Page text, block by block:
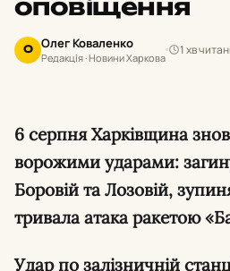
оповіщення
О Олег Коваленко
Редакція · Новини Харкова
1 хв
6 серпня Харківщина знову опинилася під
ворожими ударами:
Боровій та Лозовій,
тривала атака ракетою
Удар по залізничній